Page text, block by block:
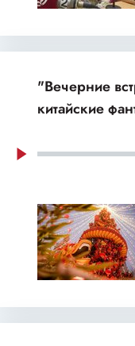
"Вечерние
китайские